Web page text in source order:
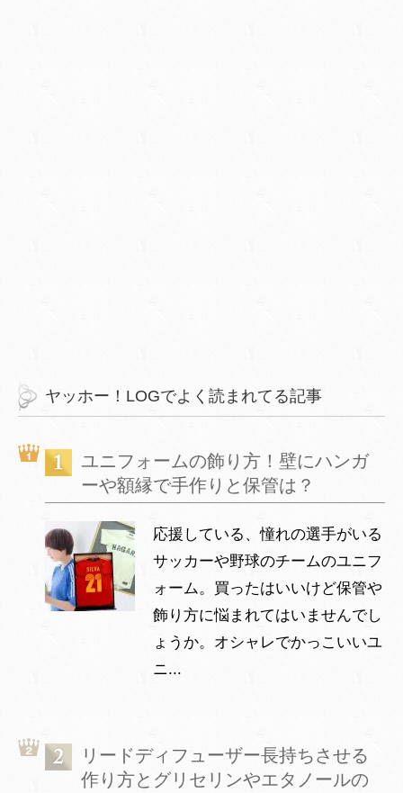
ヤッホー！LOGでよく読まれてる記事
ユニフォームの飾り方！壁にハンガ
ーや額縁で手作りと保管は？
応援している、憧れの選手がいる
サッカーや野球のチームのユニフ
ォーム。買ったはいいけど保管や
飾り方に悩まれてはいませんでし
ょうか。オシャレでかっこいいユ
ニ...
リードディフューザー長持ちさせる
作り方とグリセリンやエタノールの